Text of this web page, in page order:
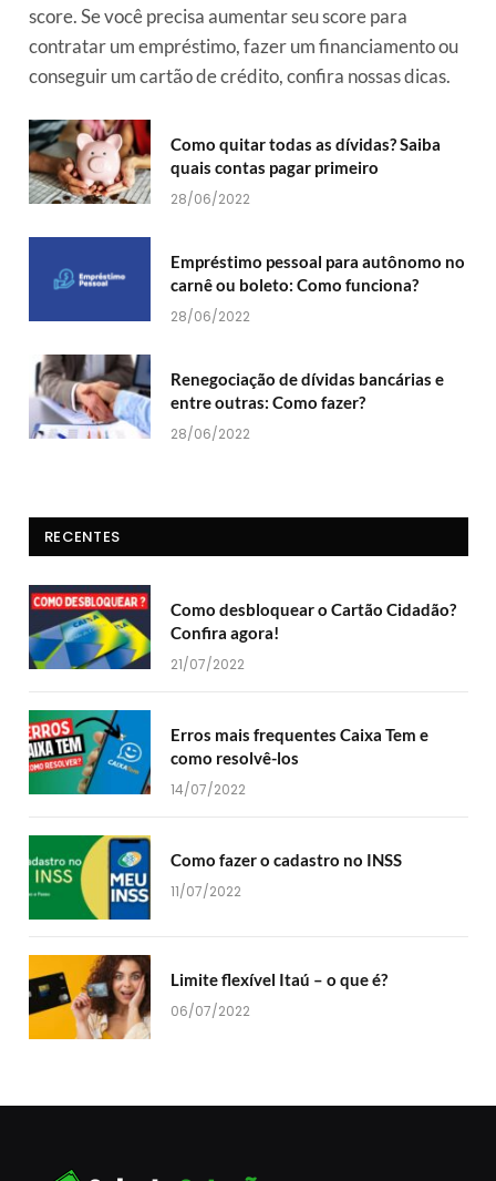
score. Se você precisa aumentar seu score para
contratar um empréstimo, fazer um financiamento ou
conseguir um cartão de crédito, confira nossas dicas.
Como quitar todas as dívidas? Saiba
quais contas pagar primeiro
28/06/2022
Empréstimo pessoal para autônomo no
carnê ou boleto: Como funciona?
28/06/2022
Renegociação de dívidas bancárias e
entre outras: Como fazer?
28/06/2022
RECENTES
Como desbloquear o Cartão Cidadão?
Confira agora!
21/07/2022
Erros mais frequentes Caixa Tem e
como resolvê-los
14/07/2022
Como fazer o cadastro no INSS
11/07/2022
Limite flexível Itaú – o que é?
06/07/2022